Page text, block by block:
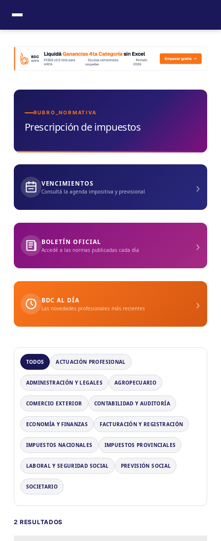
contenido
RUBRO_NORMATIVA
Prescripción de impuestos
VENCIMIENTOS
Consultá la agenda impositiva y previsional ›
BOLETÍN OFICIAL
Accedé a las normas publicadas cada día ›
BDC AL DÍA
Las novedades profesionales más recientes ›
TODOS ACTUACIÓN PROFESIONAL
ADMINISTRACIÓN Y LEGALES AGROPECUARIO
COMERCIO EXTERIOR CONTABILIDAD Y AUDITORÍA
ECONOMÍA Y FINANZAS FACTURACIÓN Y REGISTRACIÓN
IMPUESTOS NACIONALES IMPUESTOS PROVINCIALES
LABORAL Y SEGURIDAD SOCIAL PREVISIÓN SOCIAL
SOCIETARIO
2 RESULTADOS